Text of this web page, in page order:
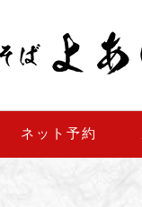
ネット予約